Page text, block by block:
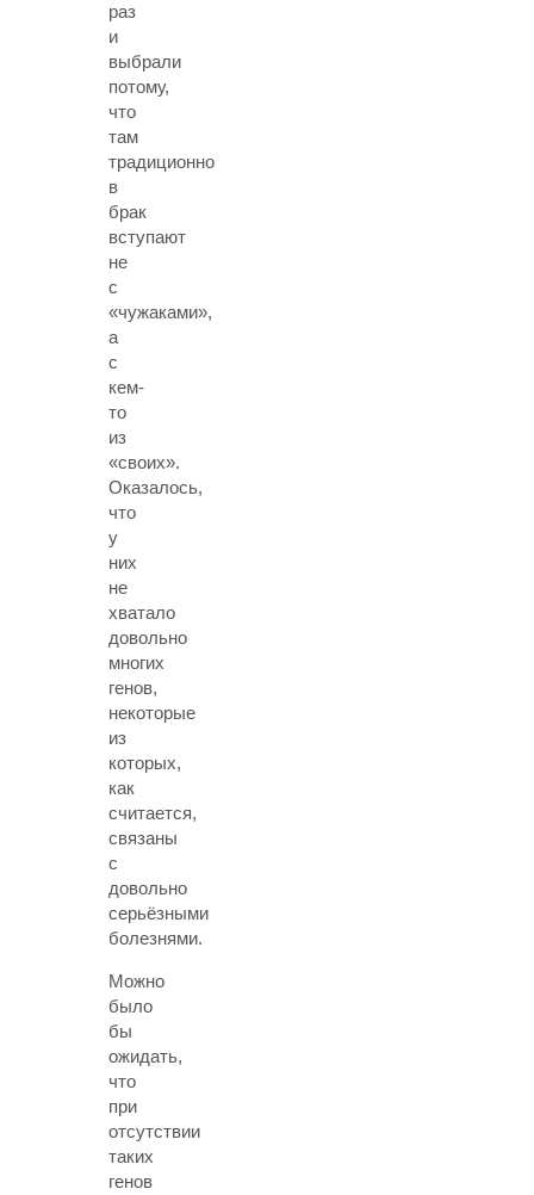
раз
и
выбрали
потому,
что
там
традиционно
в
брак
вступают
не
с
«чужаками»,
а
с
кем-
то
из
«своих».
Оказалось,
что
у
них
не
хватало
довольно
многих
генов,
некоторые
из
которых,
как
считается,
связаны
с
довольно
серьёзными
болезнями.
Можно
было
бы
ожидать,
что
при
отсутствии
таких
генов